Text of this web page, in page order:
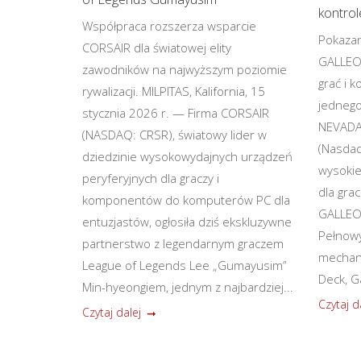
Współpraca rozszerza wsparcie
CORSAIR dla światowej elity
zawodników na najwyższym poziomie
rywalizacji. MILPITAS, Kalifornia, 15
stycznia 2026 r. — Firma CORSAIR
(NASDAQ: CRSR), światowy lider w
dziedzinie wysokowydajnych urządzeń
peryferyjnych dla graczy i
komponentów do komputerów PC dla
entuzjastów, ogłosiła dziś ekskluzywne
partnerstwo z legendarnym graczem
League of Legends Lee „Gumayusim”
Min-hyeongiem, jednym z najbardziej...
Czytaj dalej
grać i
dla
Deck,
Czytaj